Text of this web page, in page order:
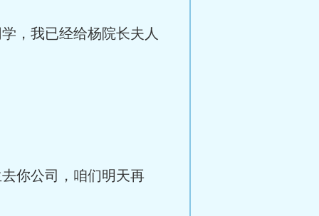
，我已经给杨院长夫人
你公司，咱们明天再